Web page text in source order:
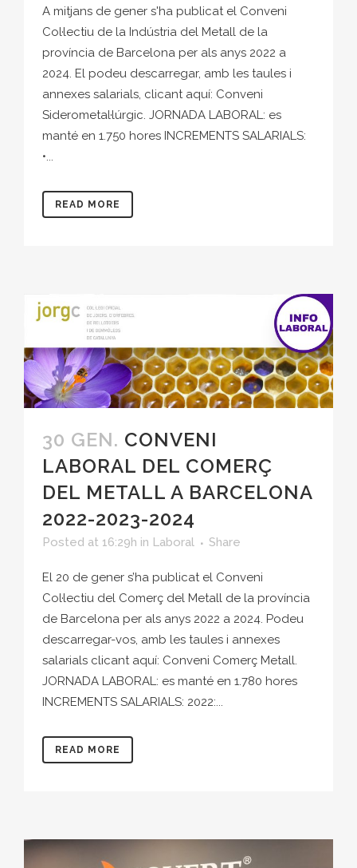
A mitjans de gener s'ha publicat el Conveni
Col·lectiu de la Indústria del Metall de la
província de Barcelona per als anys 2022 a
2024. El podeu descarregar, amb les taules i
annexes salarials, clicant aquí: Conveni
Siderometal·lúrgic. JORNADA LABORAL: es
manté en 1.750 hores INCREMENTS SALARIALS:
•...
READ MORE
30 GEN. CONVENI
LABORAL DEL COMERÇ
DEL METALL A BARCELONA
2022-2023-2024
Posted at 16:29h in Laboral Share
El 20 de gener s’ha publicat el Conveni
Col·lectiu del Comerç del Metall de la província
de Barcelona per als anys 2022 a 2024. Podeu
descarregar-vos, amb les taules i annexes
salarials clicant aquí: Conveni Comerç Metall.
JORNADA LABORAL: es manté en 1.780 hores
INCREMENTS SALARIALS: 2022:...
READ MORE